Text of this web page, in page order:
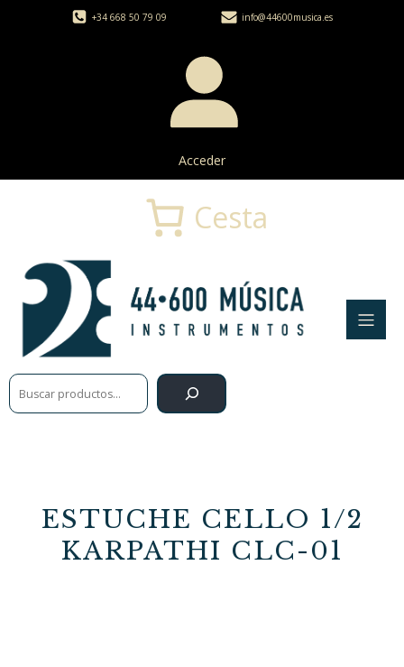
+34 668 50 79 09 info@44600musica.es
Acceder
Buscar
Cesta
ESTUCHE CELLO 1/2
KARPATHI CLC-01